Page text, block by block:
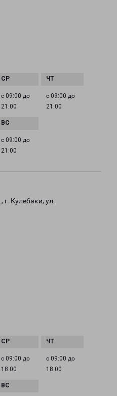
с 09:00 до
21:00
с 09:00 до
21:00
с 09:00 до
21:00
Кулебаки, ул.
с 09:00 до
18:00
с 09:00 до
18:00